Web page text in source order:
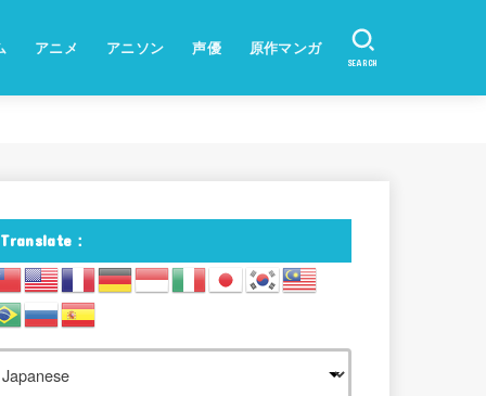
アニメ アニソン 声優 原作マンガ
SEARCH
Translate：